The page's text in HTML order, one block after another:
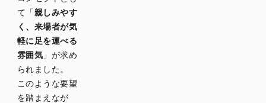
て「親しみやす
く、来場者が気
軽に足を運べる
雰囲気 」が求め
られました。
このような要望
を踏まえなが